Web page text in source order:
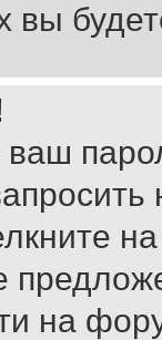
вы
ваш
на